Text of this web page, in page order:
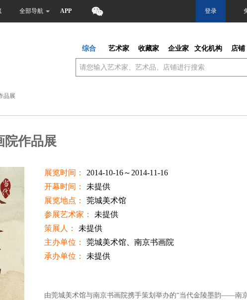
全部导航 APP 登录
综合 艺术家 收藏家 企业家 文化机构 店铺
品展
院作品展
展览时间：
2014-10-16～2014-11-16
开幕时间：
未提供
展览地点：
莞城美术馆
参展艺术家：
未提供
策展人：
未提供
主办单位：
莞城美术馆、南京书画院
承办单位：
未提供
由莞城美术馆与南京书画院携手策划举办的“当代金陵墨韵——南